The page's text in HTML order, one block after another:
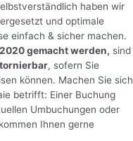
haben wir
und optimale
einfach & sicher machen.
gemacht werden, sind
, sofern Sie
können. Machen Sie sich
betrifft: Einer Buchung
Umbuchungen oder
Ihnen gerne